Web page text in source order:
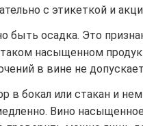
с этикеткой и
быть осадка. Это
таком насыщенном
в вине не
в бокал или стакан и
Вино